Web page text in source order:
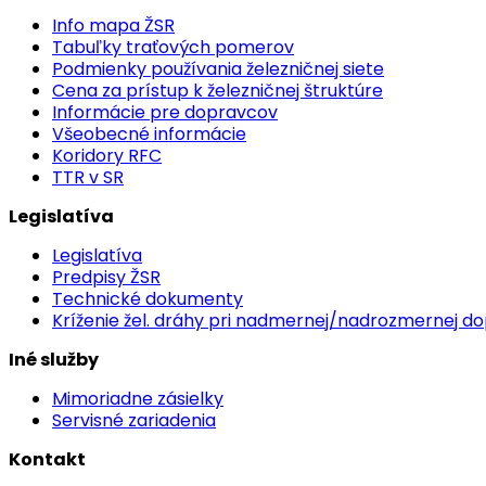
Info mapa ŽSR
Tabuľky traťových pomerov
Podmienky používania železničnej siete
Cena za prístup k železničnej štruktúre
Informácie pre dopravcov
Všeobecné informácie
Koridory RFC
TTR v SR
Legislatíva
Legislatíva
Predpisy ŽSR
Technické dokumenty
Kríženie žel. dráhy pri nadmernej/nadrozmernej
Iné služby
Mimoriadne zásielky
Servisné zariadenia
Kontakt